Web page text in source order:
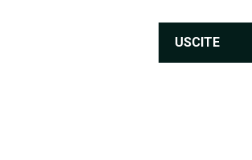
USCITE